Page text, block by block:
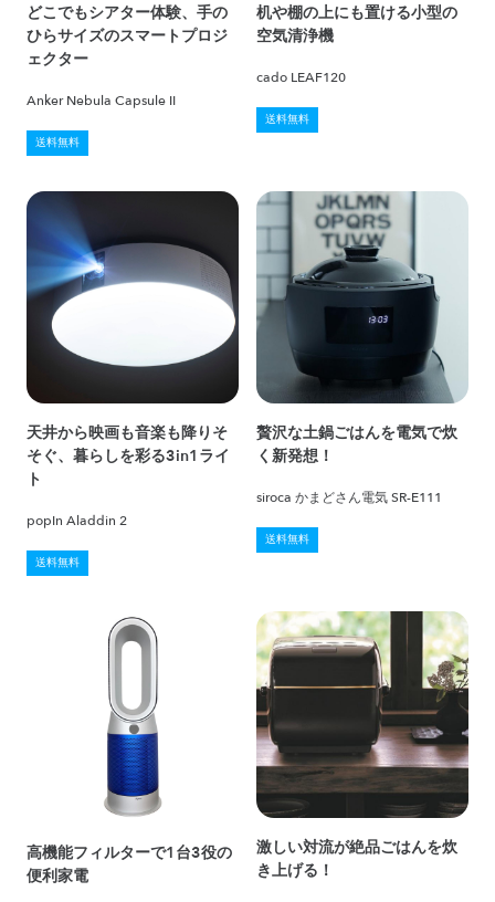
どこでもシアター体験、手の
ひらサイズのスマートプロジ
ェクター
Anker Nebula Capsule II
送料無料
机や棚の上にも置ける小型の
空気清浄機
cado LEAF120
送料無料
天井から映画も音楽も降りそ
そぐ、暮らしを彩る3in1ライ
ト
popIn Aladdin 2
送料無料
贅沢な土鍋ごはんを電気で炊
く新発想！
siroca かまどさん電気 SR-E111
送料無料
高機能フィルターで1台3役の
便利家電
激しい対流が絶品ごはんを炊
き上げる！